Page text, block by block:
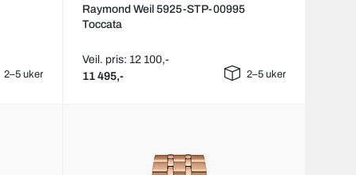
2–5 uker
Raymond Weil 5925-STP-00995
Toccata
Veil. pris: 12 100,-
11 495,- 2–5 uker